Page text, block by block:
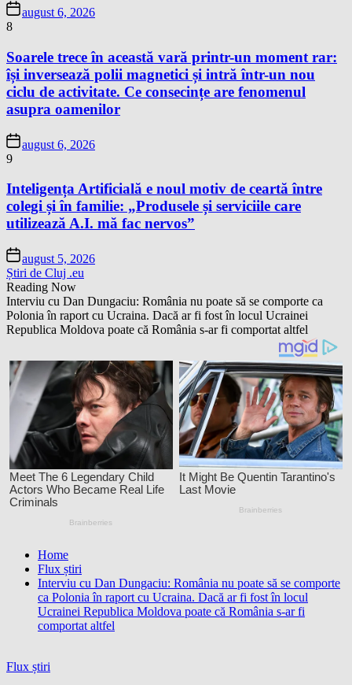
august 6, 2026
8
Soarele trece în această vară printr-un moment rar:
își inversează polii magnetici și intră într-un nou
ciclu de activitate. Ce consecințe are fenomenul
asupra oamenilor
august 6, 2026
9
Inteligența Artificială e noul motiv de ceartă între
colegi și în familie: „Produsele și serviciile care
utilizează A.I. mă fac nervos”
august 5, 2026
Știri de Cluj .eu
Reading Now
Interviu cu Dan Dungaciu: România nu poate să se comporte ca
Polonia în raport cu Ucraina. Dacă ar fi fost în locul Ucrainei
Republica Moldova poate că România s-ar fi comportat altfel
Home
Flux știri
Interviu cu Dan Dungaciu: România nu poate să se comporte
ca Polonia în raport cu Ucraina. Dacă ar fi fost în locul
Ucrainei Republica Moldova poate că România s-ar fi
comportat altfel
Flux știri